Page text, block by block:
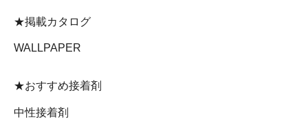
★掲載カタログ
WALLPAPER
★おすすめ接着剤
中性接着剤